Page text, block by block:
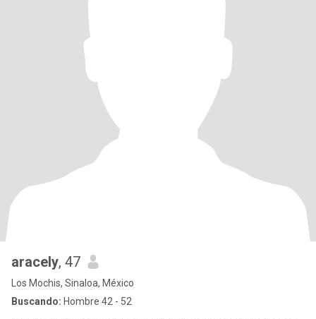
aracely, 47
Los Mochis, Sinaloa, México
Buscando: Hombre 42 - 52